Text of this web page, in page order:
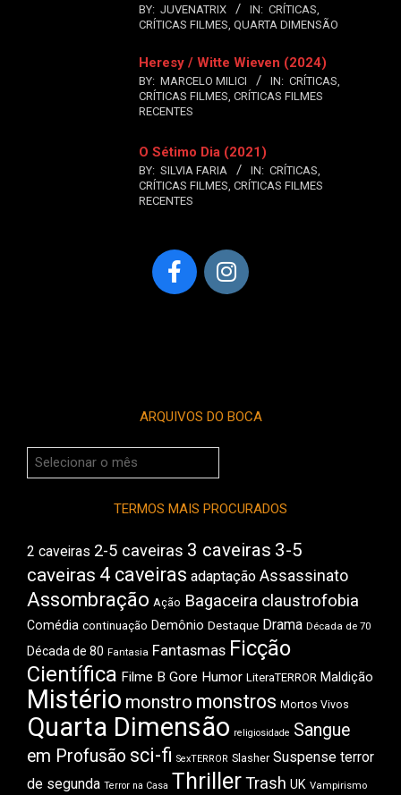
BY: JUVENATRIX IN: CRÍTICAS
CRÍTICAS FILMES QUARTA DIMENSÃO
Heresy / Witte Wieven (2024)
BY: MARCELO MILICI IN: CRÍTICAS
CRÍTICAS FILMES CRÍTICAS FILMES
RECENTES
O Sétimo Dia (2021)
BY: SILVIA FARIA IN: CRÍTICAS
CRÍTICAS FILMES CRÍTICAS FILMES
RECENTES
ARQUIVOS DO BOCA
Arquivos
do
TERMOS MAIS PROCURADOS
2 caveiras 2-5 caveiras 3 caveiras 3-5
caveiras 4 caveiras adaptação Assassinato
Assombração Ação Bagaceira claustrofobia
Comédia continuação Demônio Destaque Drama Década de 70
Década de 80 Fantasia Fantasmas Ficção
Científica Filme B Gore Humor LiteraTERROR Maldição
Mistério monstro monstros Mortos Vivos
Quarta Dimensão religiosidade Sangue
em Profusão sci-fi SexTERROR Slasher Suspense terror
de segunda Terror na Casa ThrillerTrash UK Vampirismo